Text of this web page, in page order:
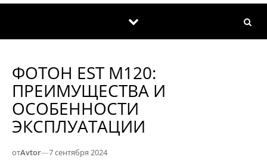
ФОТОН EST М120:
ПРЕИМУЩЕСТВА И
ОСОБЕННОСТИ
ЭКСПЛУАТАЦИИ
отAvtor—7 сентября 2024